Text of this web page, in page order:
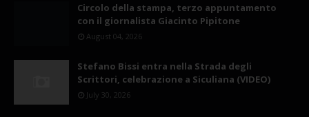
Circolo della stampa, terzo appuntamento
con il giornalista Giacinto Pipitone
August 04, 2026
Stefano Bissi entra nella Strada degli
Scrittori, celebrazione a Siculiana (VIDEO)
July 30, 2026